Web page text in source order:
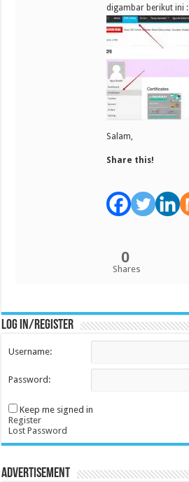
digambar berikut ini :
Salam,
Share this!
0
Shares
Log in/register
Username:
Password:
Keep me signed in
Register
Lost Password
Advertisement